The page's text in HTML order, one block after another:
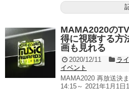
MAMA2020の
得に視聴する方
画も見れる
2020/12/11 ラ
イベント
MAMA2020 再放送決
14:15～ 2021年1月1